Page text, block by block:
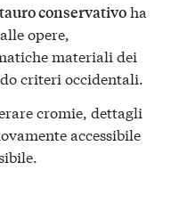
conservativoha
opere,
materiali dei
criteri occidentali.
cromie, dettagli
accessibile